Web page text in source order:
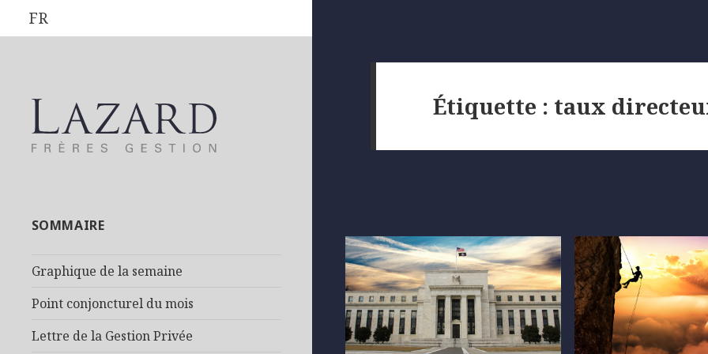
FR
SOMMAIRE
Graphique de la semaine
Point conjoncturel du mois
Lettre de la Gestion Privée
Étiquette : taux